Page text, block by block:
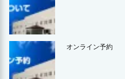
オンライン予約